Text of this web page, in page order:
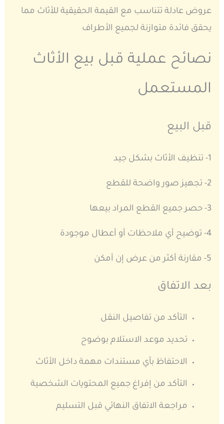
عروض عادلة تتناسب مع القيمة الحقيقية للأثاث مما
يحقق فائدة متوازنة لجميع الأطراف
نصائح عملية قبل بيع الأثاث
المستعمل
قبل البيع
1- تنظيف الأثاث بشكل جيد
2- تجهيز صور واضحة للقطع
3- حصر جميع القطع المراد بيعها
4- توضيح أي ملاحظات أو أعطال موجودة
5- مقارنة أكثر من عرض إن أمكن
بعد الاتفاق
التأكد من تفاصيل النقل
تحديد موعد الاستلام بوضوح
الاحتفاظ بأي مستندات مهمة داخل الأثاث
التأكد من إفراغ جميع المحتويات الشخصية
مراجعة الاتفاق النهائي قبل التسليم